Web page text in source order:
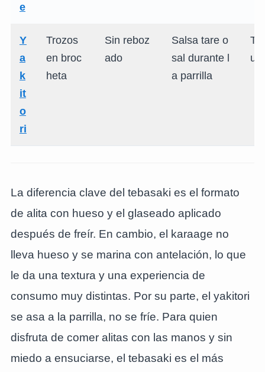
e
Y
a
k
it
o
ri
Trozos
en broc
heta
Sin reboz
ado
Salsa tare o
sal durante l
a parrilla
La diferencia clave del tebasaki es el formato
de alita con hueso y el glaseado aplicado
después de freír. En cambio, el karaage no
lleva hueso y se marina con antelación, lo que
le da una textura y una experiencia de
consumo muy distintas. Por su parte, el yakitori
se asa a la parrilla, no se fríe. Para quien
disfruta de comer alitas con las manos y sin
miedo a ensuciarse, el tebasaki es el más